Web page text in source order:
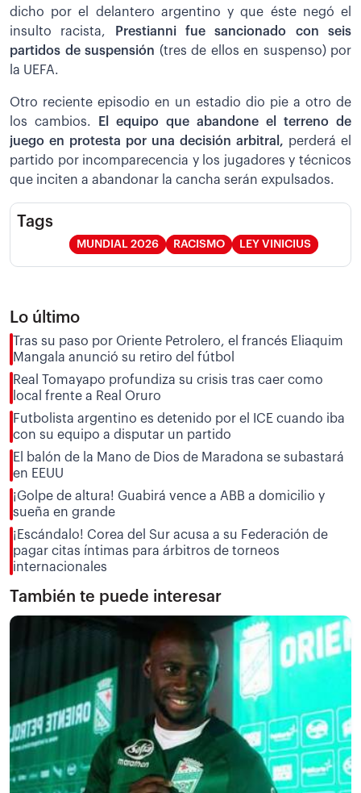
dicho por el delantero argentino y que éste negó el
insulto racista,
Prestianni fue sancionado con seis
partidos de suspensión (tres de ellos en suspenso) por
la UEFA.
Otro reciente episodio en un estadio dio pie a otro de
los cambios.
El equipo que abandone el terreno de
juego en protesta por una decisión arbitral, perderá el
partido por incomparecencia y los jugadores y técnicos
que inciten a abandonar la cancha serán expulsados.
Tags
MUNDIAL 2026 RACISMO LEY VINICIUS
Lo último
Tras su paso por Oriente Petrolero, el francés Eliaquim
Mangala anunció su retiro del fútbol
Real Tomayapo profundiza su crisis tras caer como
local frente a Real Oruro
Futbolista argentino es detenido por el ICE cuando iba
con su equipo a disputar un partido
El balón de la Mano de Dios de Maradona se subastará
en EEUU
¡Golpe de altura! Guabirá vence a ABB a domicilio y
sueña en grande
¡Escándalo! Corea del Sur acusa a su Federación de
pagar citas íntimas para árbitros de torneos
internacionales
También te puede interesar